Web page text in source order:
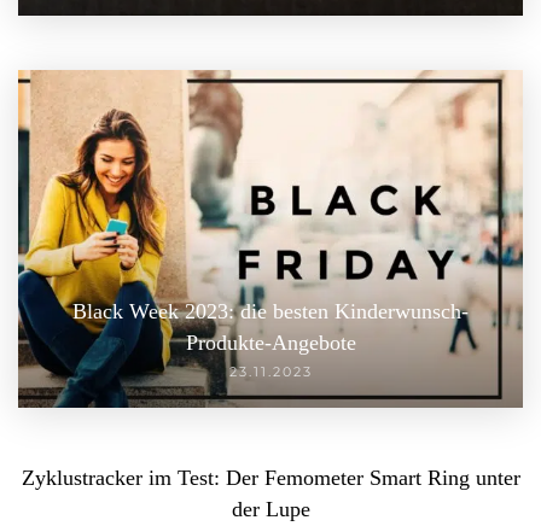
Black Week 2023: die besten Kinderwunsch-
Produkte-Angebote
23.11.2023
Zyklustracker im Test: Der Femometer Smart Ring unter
der Lupe